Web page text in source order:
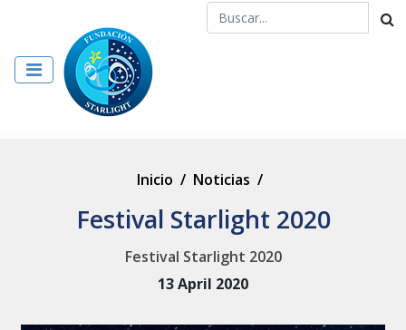
Inicio / Noticias /
Festival Starlight 2020
Festival Starlight 2020
13 April 2020